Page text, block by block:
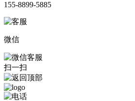
155-8899-5885
微信
扫一扫